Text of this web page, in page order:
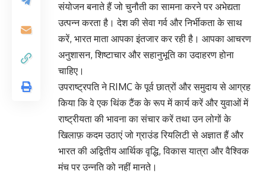
संयोजन बनाते हैं जो चुनौती का सामना करने पर अभेद्यता
उत्पन्न करता है। देश की सेवा गर्व और निर्भीकता के साथ
करें, भारत माता आपका इंतजार कर रही है। आपका आचरण
अनुशासन, शिष्टाचार और सहानुभूति का उदाहरण होना
चाहिए।
उपराष्ट्रपति ने RIMC के पूर्व छात्रों और समुदाय से आग्रह
किया कि वे एक थिंक टैंक के रूप में कार्य करें और युवाओं में
राष्ट्रीयता की भावना का संचार करें तथा उन लोगों के
खिलाफ़ कदम उठाएं जो ग्राउंड रियलिटी से अज्ञात हैं और
भारत की अद्वितीय आर्थिक वृद्धि, विकास यात्रा और वैश्विक
मंच पर उन्नति को नहीं मानते।